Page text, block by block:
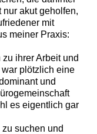
akut geholfen,
mit
meiner Praxis:
ihrer Arbeit und
plötzlich eine
und
es eigentlich gar
suchen und